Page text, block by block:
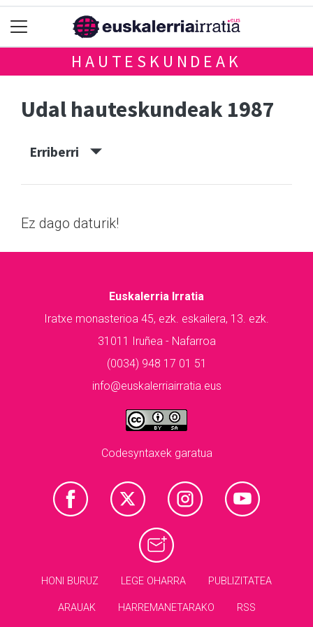
HAUTESKUNDEAK
Udal hauteskundeak 1987
Erriberri
Ez dago daturik!
Euskalerria Irratia
Iratxe monasterioa 45, ezk. eskailera, 13. ezk.
31011 Iruñea - Nafarroa
(0034) 948 17 01 51
info@euskalerriairratia.eus
Codesyntaxek garatua
HONI BURUZ LEGE OHARRA PUBLIZITATEA
ARAUAK HARREMANETARAKO RSS